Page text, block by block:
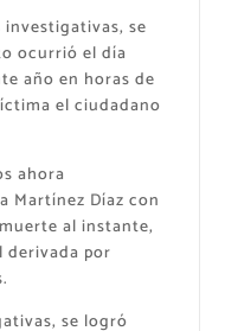
se
ocurrió el día
año en horas de
el ciudadano
ahora
Martínez Díaz con
al instante,
derivada por
se logró